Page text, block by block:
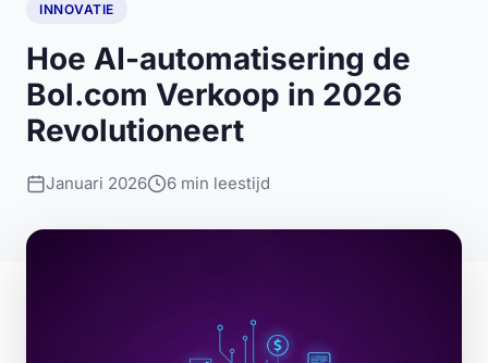
INNOVATIE
Hoe AI-automatisering de
Bol.com Verkoop in 2026
Revolutioneert
Januari 2026 6 min leestijd